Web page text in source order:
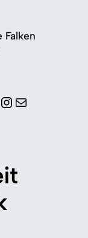
Falken
Instagram E-Mail